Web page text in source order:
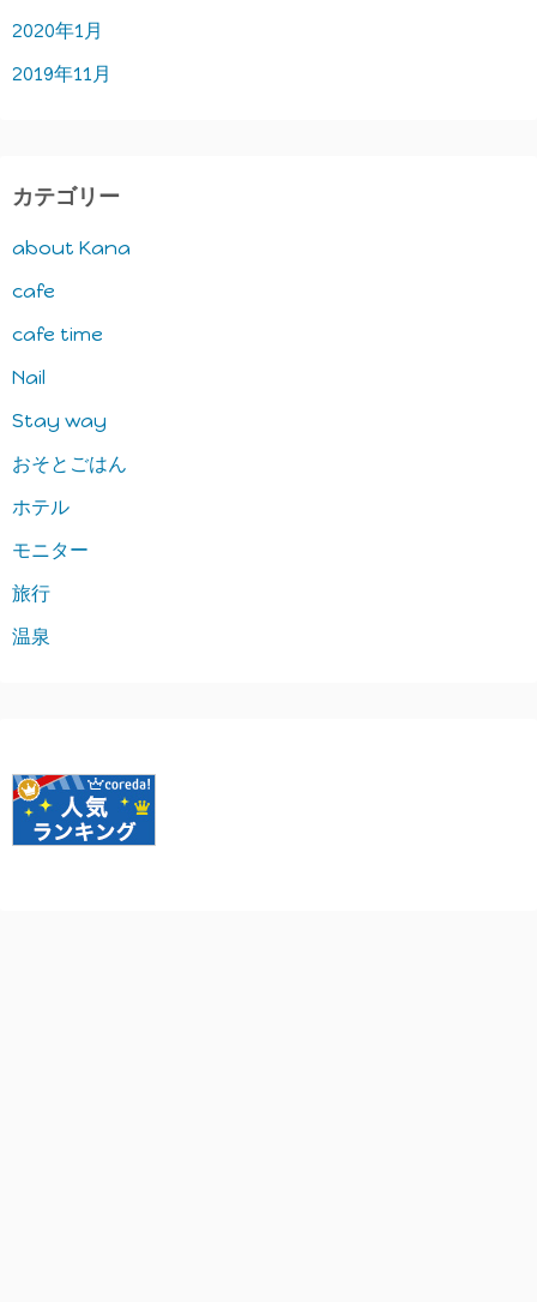
2020年1月
2019年11月
カテゴリー
about Kana
cafe
cafe time
Nail
Stay way
おそとごはん
ホテル
モニター
旅行
温泉